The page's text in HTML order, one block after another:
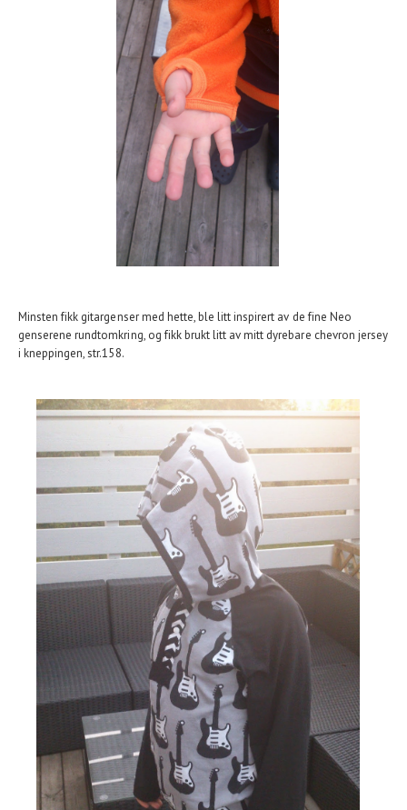
Minsten fikk gitargenser med hette, ble litt inspirert av de fine Neo
genserene rundtomkring, og fikk brukt litt av mitt dyrebare chevron jersey
i kneppingen, str.158.